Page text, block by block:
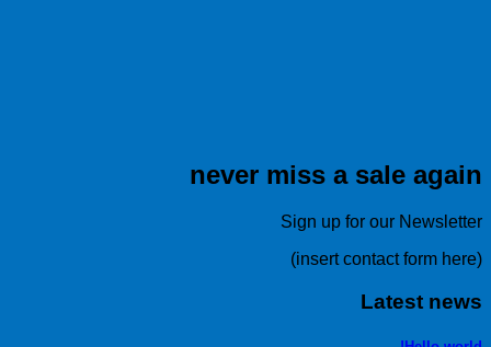
never miss a sale again
Sign up for our Newsletter
(insert contact form here)
Latest news